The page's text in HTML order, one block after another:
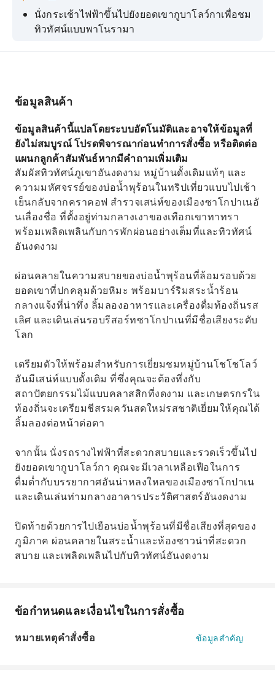
นั่งกระเช้าไฟฟ้าขึ้นไปยังยอดเขากูบาโลว์กาเพื่อชม
ทิวทัศน์แบบพาโนรามา
ผ่อนคลายในความสบายของบ่อน้ำพุร้อนท่ามกลาง
ซาโกปาเนอันน่าหลงใหล
สถาปัตยกรรมอันงดงาม
เยี่ยมชมหมู่บ้านโชโชโลว์อันมีเสน่ห์แบบดั้งเดิม และ
ชมบ้านไม้ของที่นี่
ข้อมูลสินค้า
ข้อมูลสินค้านี้แปลโดยระบบอัตโนมัติและอาจให้ข้อมูลที่
ยังไม่สมบูรณ์ โปรดพิจารณาก่อนทำการสั่งซื้อ หรือติดต่อ
แผนกลูกค้าสัมพันธ์หากมีคำถามเพิ่มเติม
สัมผัสทิวทัศน์ภูเขาอันงดงาม หมู่บ้านดั้งเดิมแท้ๆ และ
ความมหัศจรรย์ของบ่อน้ำพุร้อนในทริปเที่ยวแบบไปเช้า
เย็นกลับจากคราคอฟ สำรวจเสน่ห์ของเมืองซาโกปาเนอั
นเลื่องชื่อ ที่ตั้งอยู่ท่ามกลางเงาของเทือกเขาทาทรา
พร้อมเพลิดเพลินกับการพักผ่อนอย่างเต็มที่และทิวทัศน์
อันงดงาม
ผ่อนคลายในความสบายของบ่อน้ำพุร้อนที่ล้อมรอบด้วย
ยอดเขาที่ปกคลุมด้วยหิมะ พร้อมบาร์ริมสระน้ำร้อน
กลางแจ้งที่น่าทึ่ง ลิ้มลองอาหารและเครื่องดื่มท้องถิ่นรส
เลิศ และเดินเล่นรอบรีสอร์ทซาโกปาเนที่มีชื่อเสียงระดับ
โลก
เตรียมตัวให้พร้อมสำหรับการเยี่ยมชมหมู่บ้านโชโชโลว์
อันมีเสน่ห์แบบดั้งเดิม ที่ซึ่งคุณจะต้องทึ่งกับ
สถาปัตยกรรมไม้แบบคลาสสิกที่งดงาม และเกษตรกรใน
ท้องถิ่นจะเตรียมชีสรมควันสดใหม่รสชาติเยี่ยมให้คุณได้
ลิ้มลองต่อหน้าต่อตา
จากนั้น นั่งรถรางไฟฟ้าที่สะดวกสบายและรวดเร็วขึ้นไป
ยังยอดเขากูบาโลว์กา คุณจะมีเวลาเหลือเฟือในการ
ดื่มด่ำกับบรรยากาศอันน่าหลงใหลของเมืองซาโกปาเน
และเดินเล่นท่ามกลางอาคารประวัติศาสตร์อันงดงาม
ปิดท้ายด้วยการไปเยือนบ่อน้ำพุร้อนที่มีชื่อเสียงที่สุดของ
ภูมิภาค ผ่อนคลายในสระน้ำและห้องซาวน่าที่สะดวก
สบาย และเพลิดเพลินไปกับทิวทัศน์อันงดงาม
ข้อกำหนดและเงื่อนไขในการสั่งซื้อ
หมายเหตุคำสั่งซื้อ ข้อมูลสำคัญ